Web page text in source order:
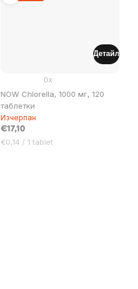
NOW Chlorella, 1000 мг, 120
таблетки
0x
Изчерпан
€17,10
Цена
€0,14 / 1 tablet
Детайл